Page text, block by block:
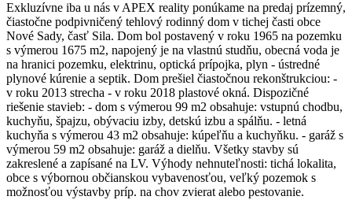
Exkluzívne iba u nás v APEX reality ponúkame na predaj prízemný,
čiastočne podpivničený tehlový rodinný dom v tichej časti obce
Nové Sady, časť Sila. Dom bol postavený v roku 1965 na pozemku
s výmerou 1675 m2, napojený je na vlastnú studňu, obecná voda je
na hranici pozemku, elektrinu, optická prípojka, plyn - ústredné
plynové kúrenie a septik. Dom prešiel čiastočnou rekonštrukciou: -
v roku 2013 strecha - v roku 2018 plastové okná. Dispozičné
riešenie stavieb: - dom s výmerou 99 m2 obsahuje: vstupnú chodbu,
kuchyňu, špajzu, obývaciu izby, detskú izbu a spálňu. - letná
kuchyňa s výmerou 43 m2 obsahuje: kúpeľňu a kuchyňku. - garáž s
výmerou 59 m2 obsahuje: garáž a dielňu. Všetky stavby sú
zakreslené a zapísané na LV. Výhody nehnuteľnosti: tichá lokalita,
obce s výbornou občianskou vybavenosťou, veľký pozemok s
možnosťou výstavby príp. na chov zvierat alebo pestovanie.